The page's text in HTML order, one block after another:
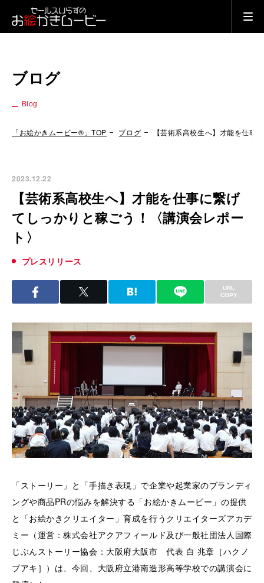
ブログ
Blog
「お絵かきムービー®」TOP ブログ 【芸術系高校生へ】才能を仕事
2023.12.22
【芸術系高校生へ】才能を仕事に繋げ
てしっかりと稼ごう！〈講演会レポー
ト〉
プレスリリース
URL
COPY
「ストーリー」と「手描き表現」で企業や起業家のブランディ
ングや商品PRの悩みを解決する「お絵かきムービー」の提供
と「お絵かきクリエイター」育成を行うクリエイターズアカデ
ミー（運営：株式会社アクアフィールド及び一般社団法人国際
じぶんストーリー協会：大阪府大阪市 代表 白 兆章［ハクノ
ブアキ］）は、今回、大阪府立港南造形高等学校での講演会に